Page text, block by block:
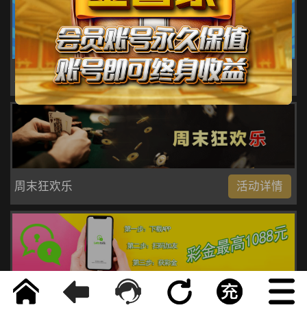
活动详情
周末狂欢双重奏
活动详情
周末狂欢乐
活动详情
友谊互联